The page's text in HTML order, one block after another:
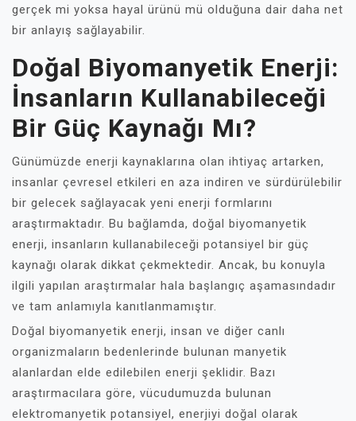
gerçek mi yoksa hayal ürünü mü olduğuna dair daha net
bir anlayış sağlayabilir.
Doğal Biyomanyetik Enerji:
İnsanların Kullanabileceği
Bir Güç Kaynağı Mı?
Günümüzde enerji kaynaklarına olan ihtiyaç artarken,
insanlar çevresel etkileri en aza indiren ve sürdürülebilir
bir gelecek sağlayacak yeni enerji formlarını
araştırmaktadır. Bu bağlamda, doğal biyomanyetik
enerji, insanların kullanabileceği potansiyel bir güç
kaynağı olarak dikkat çekmektedir. Ancak, bu konuyla
ilgili yapılan araştırmalar hala başlangıç ​​aşamasındadır
ve tam anlamıyla kanıtlanmamıştır.
Doğal biyomanyetik enerji, insan ve diğer canlı
organizmaların bedenlerinde bulunan manyetik
alanlardan elde edilebilen enerji şeklidir. Bazı
araştırmacılara göre, vücudumuzda bulunan
elektromanyetik potansiyel, enerjiyi doğal olarak